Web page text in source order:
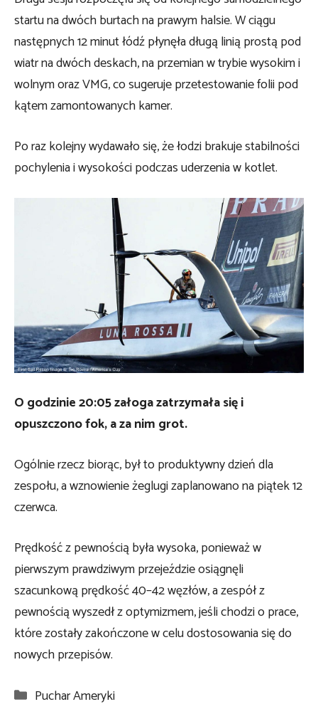
startu na dwóch burtach na prawym halsie. W ciągu
następnych 12 minut łódź płynęła długą linią prostą pod
wiatr na dwóch deskach, na przemian w trybie wysokim i
wolnym oraz VMG, co sugeruje przetestowanie folii pod
kątem zamontowanych kamer.
Po raz kolejny wydawało się, że łodzi brakuje stabilności
pochylenia i wysokości podczas uderzenia w kotlet.
O godzinie 20:05 załoga zatrzymała się i
opuszczono fok, a za nim grot.
Ogólnie rzecz biorąc, był to produktywny dzień dla
zespołu, a wznowienie żeglugi zaplanowano na piątek 12
czerwca.
Prędkość z pewnością była wysoka, ponieważ w
pierwszym prawdziwym przejeździe osiągnęli
szacunkową prędkość 40–42 węzłów, a zespół z
pewnością wyszedł z optymizmem, jeśli chodzi o prace,
które zostały zakończone w celu dostosowania się do
nowych przepisów.
Kategorie
Puchar Ameryki